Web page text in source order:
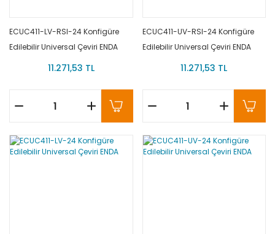
ECUC411-LV-RSI-24 Konfigüre
Edilebilir Universal Çeviri ENDA
11.271,53 TL
ECUC411-UV-RSI-24 Konfigüre
Edilebilir Universal Çeviri ENDA
11.271,53 TL